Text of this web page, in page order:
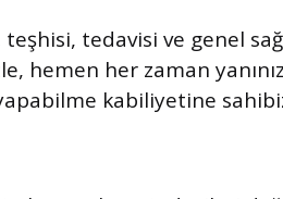
teşhisi, tedavisi ve genel
hemen her zaman
kabiliyetine sahibiz.